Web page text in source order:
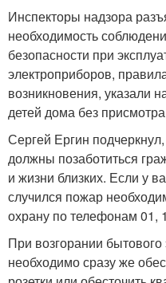
Инспекторы надзора
необходимость
безопасности при
электроприборов,
возникновения, указали
детей дома без
Сергей Ергин
должны позаботиться
и жизни близких. Если у
случился пожар
охрану по телефонам 01,
При возгорании
необходимо сразу же